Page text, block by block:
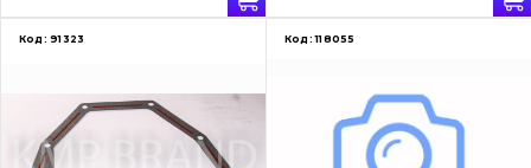
Код: 91323 Код: 118055